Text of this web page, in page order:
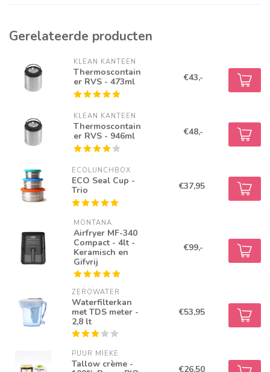
Gerelateerde producten
KLEAN KANTEEN
Thermoscontain
er RVS - 473ml
€43,-
KLEAN KANTEEN
Thermoscontain
er RVS - 946ml
€48,-
ECOLUNCHBOX
ECO Seal Cup -
Trio
€37,95
MONTANA
Airfryer MF-340
Compact - 4lt -
Keramisch en
Gifvrij
€99,-
ZEROWATER
Waterfilterkan
met TDS meter -
2,8 lt
€53,95
PUUR MIEKE
Tallow crème -
€26,50